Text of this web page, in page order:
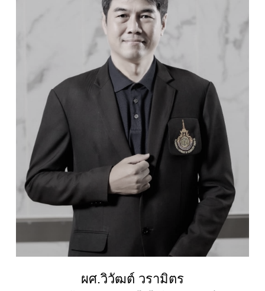
ผศ.วิวัฒต์ วรามิตร